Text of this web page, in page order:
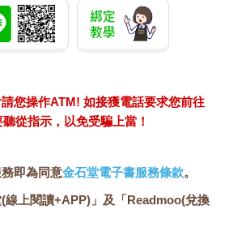
您操作ATM! 如接獲電話要求您前往
從指示，以免受騙上當！
即為同意金石堂電子書服務條款。
線上閱讀+APP)」及「Readmoo(兌換